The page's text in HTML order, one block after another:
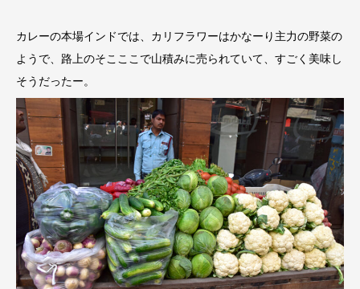
カレーの本場インドでは、カリフラワーはかなーり主力の野菜の
ようで、路上のそこここで山積みに売られていて、すごく美味し
そうだったー。